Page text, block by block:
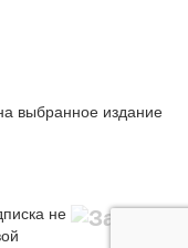
выбранное издание
не